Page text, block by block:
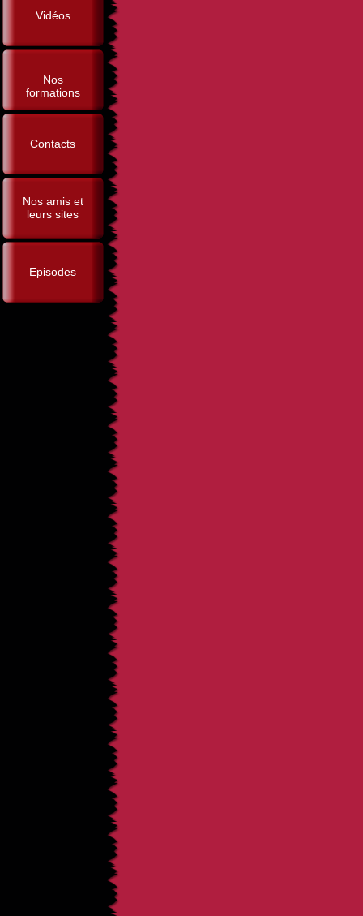
Vidéos
Nos
formations
Contacts
Nos amis et
leurs sites
Episodes